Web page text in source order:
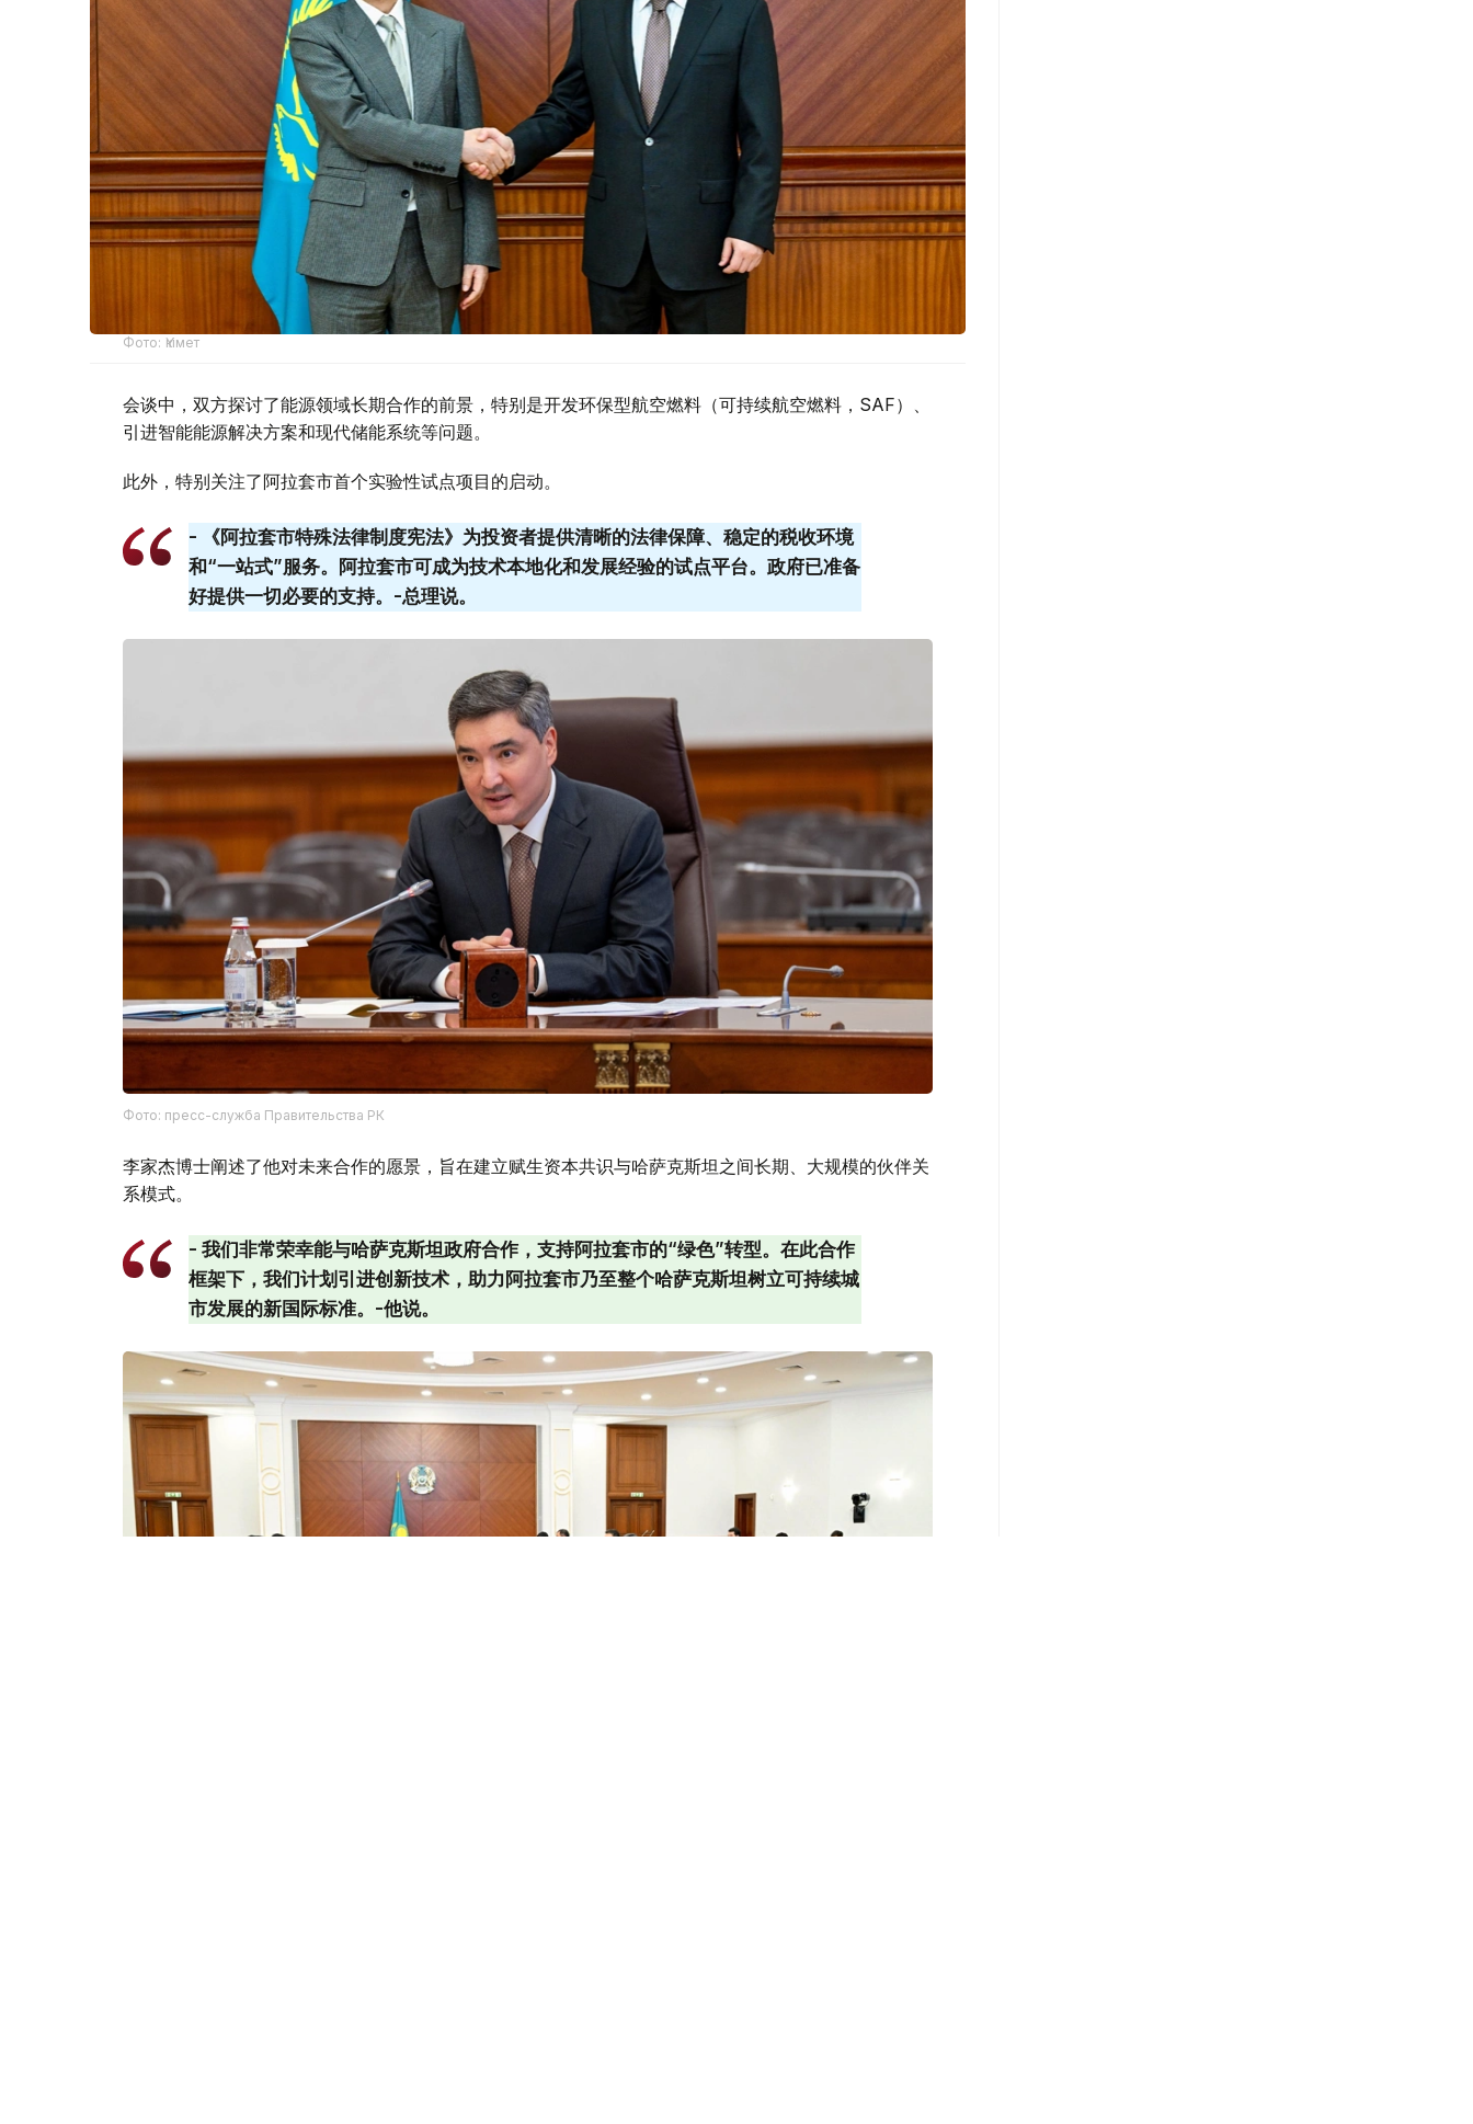
Фото: Үкімет
会谈中，双方探讨了能源领域长期合作的前景，特别是开发环保型航空燃料（可持续航空燃料，SAF）、
引进智能能源解决方案和现代储能系统等问题。
此外，特别关注了阿拉套市首个实验性试点项目的启动。
- 《阿拉套市特殊法律制度宪法》为投资者提供清晰的法律保障、稳定的税收环境
和“一站式”服务。阿拉套​​市可成为技术本地化和发展经验的试点平台。政府已准备
好提供一切必要的支持。-总理说。
Фото: пресс-служба Правительства РК
李家杰博士阐述了他对未来合作的愿景，旨在建立赋生资本共识与哈萨克斯坦之间长期、大规模的伙伴关
系模式。
- 我们非常荣幸能与哈萨克斯坦政府合作，支持阿拉套市的“绿色”转型。在此合作
框架下，我们计划引进创新技术，助力阿拉套市乃至整个哈萨克斯坦树立可持续城
市发展的新国际标准。-他说。